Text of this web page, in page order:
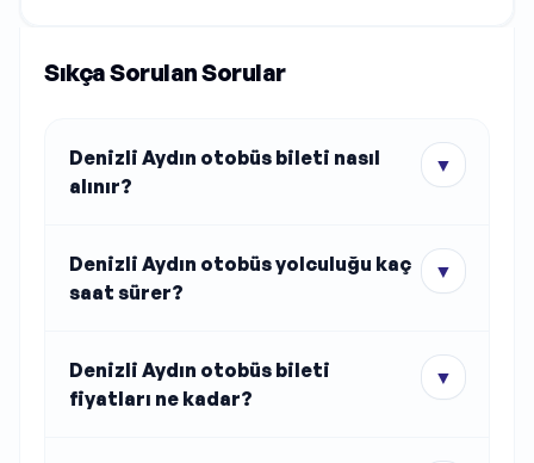
Sıkça Sorulan Sorular
Denizli Aydın otobüs bileti nasıl
alınır?
▼
Denizli Aydın otobüs yolculuğu kaç
saat sürer?
▼
Denizli Aydın otobüs bileti
fiyatları ne kadar?
▼